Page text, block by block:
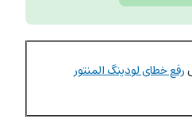
رفع خطای لودینگ المنتور